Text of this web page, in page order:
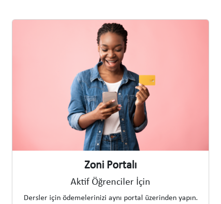
Zoni Portalı
Aktif Öğrenciler İçin
Dersler için ödemelerinizi aynı portal üzerinden yapın.